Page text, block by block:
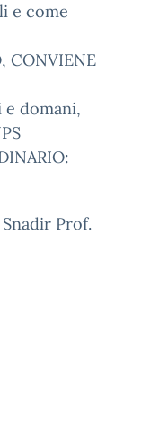
e come
CONVIENE
domani,
Prof.